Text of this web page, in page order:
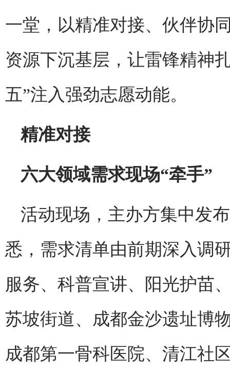
一堂，以精准对接、伙伴协
资源下沉基层，让雷锋精神
五”注入强劲志愿动能。
精准对接
六大领域需求现场“牵手”
活动现场，主办方集中发
悉，需求清单由前期深入调
服务、科普宣讲、阳光护苗
苏坡街道、成都金沙遗址博
成都第一骨科医院、清江社